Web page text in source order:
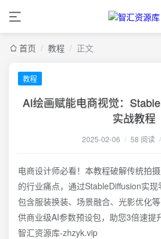
首页 / 教程 / 正文
教程
AI绘画赋能电商视觉：
实战教程
2025-02-06 / 58 阅读 /
电商设计师必看！本教程破解传统拍
的行业痛点，通过StableDiffusion实现
包含服装换装、场景融合、光影优化
供商业级AI参数预设包，助您3倍速提
智汇资源库-zhzyk.vip